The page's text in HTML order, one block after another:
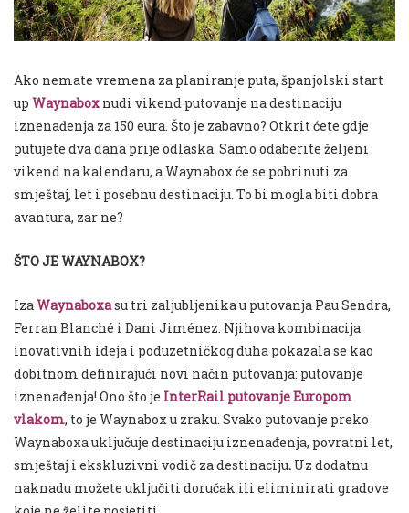
Ako nemate vremena za planiranje puta, španjolski start
up Waynabox nudi vikend putovanje na destinaciju
iznenađenja za 150 eura. Što je zabavno? Otkrit ćete gdje
putujete dva dana prije odlaska. Samo odaberite željeni
vikend na kalendaru, a Waynabox će se pobrinuti za
smještaj, let i posebnu destinaciju. To bi mogla biti dobra
avantura, zar ne?
ŠTO JE WAYNABOX?
IzaWaynaboxasu tri zaljubljenika u putovanja Pau Sendra,
Ferran Blanché i Dani Jiménez. Njihova kombinacija
inovativnih ideja i poduzetničkog duha pokazala se kao
dobitnom definirajući novi način putovanja: putovanje
iznenađenja! Ono što je InterRail putovanje Europom
vlakom, to je Waynabox u zraku. Svako putovanje preko
Waynaboxa uključuje destinaciju iznenađenja, povratni let,
smještaj i ekskluzivni vodič za destinaciju. Uz dodatnu
naknadu možete uključiti doručak ili eliminirati gradove